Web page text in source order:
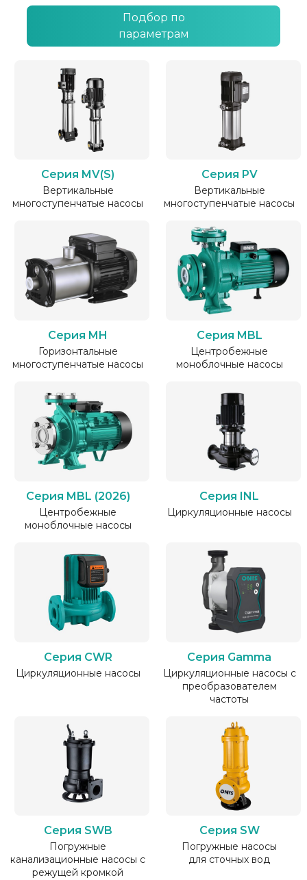
Подбор по
параметрам
Серия MV(S)
Вертикальные
многоступенчатые насосы
Серия PV
Вертикальные
многоступенчатые насосы
Серия MH
Горизонтальные
многоступенчатые насосы
Серия MBL
Центробежные
моноблочные насосы
Серия MBL (2026)
Центробежные
моноблочные насосы
Серия INL
Циркуляционные насосы
Серия CWR
Циркуляционные насосы
Серия Gamma
Циркуляционные насосы с
преобразователем
частоты
Серия SWB
Погружные
канализационные насосы с
режущей кромкой
Серия SW
Погружные насосы
для сточных вод